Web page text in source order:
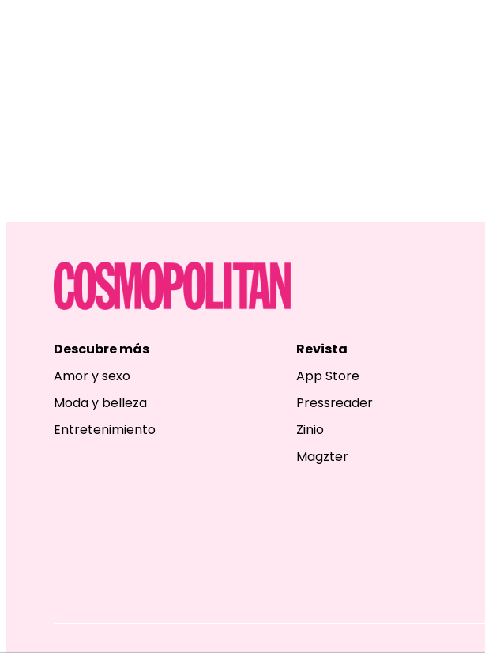
Descubre más
Amor y sexo
Moda y belleza
Entretenimiento
Revista
App Store
Pressreader
Zinio
Magzter
EDITORIAL TELEVISA S.A. DE C.V. TODOS LOS DERECHOS RESERVADOS. TBG -